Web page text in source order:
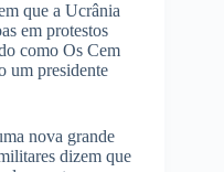
que a Ucrânia
em protestos
como Os Cem
um presidente
nova grande
dizem que